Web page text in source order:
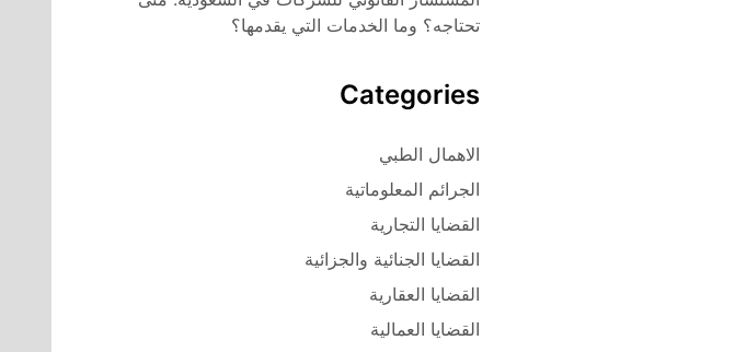
تحتاجه؟ وما الخدمات التي يقدمها؟
Categories
الاهمال الطبي
الجرائم المعلوماتية
القضايا التجارية
القضايا الجنائية والجزائية
القضايا العقارية
القضايا العمالية